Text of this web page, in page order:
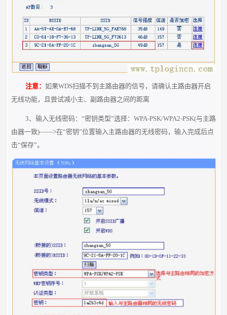
注意： 如果WDS扫描不到主路由器的信号，请确认主路由器开启
无线功能，且尝试减小主、副路由器之间的距离
3、输入无线密码：“密钥类型”选择：WPA-PSK/WPA2-PSK(与主路
由器一致)——>在“密钥”位置输入主路由器的无线密码，输入完成后点
击“保存”。